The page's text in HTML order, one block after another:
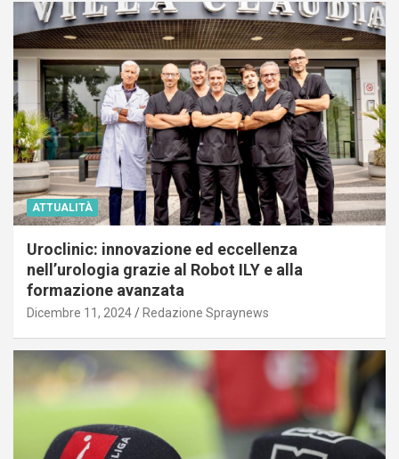
ATTUALITÀ
Uroclinic: innovazione ed eccellenza
nell’urologia grazie al Robot ILY e alla
formazione avanzata
Dicembre 11, 2024 Redazione Spraynews